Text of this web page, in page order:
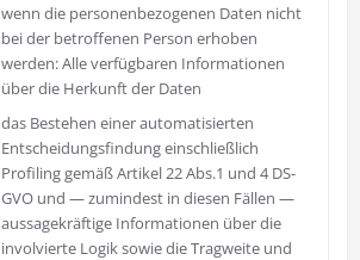
wenn die personenbezogenen Daten nicht
bei der betroffenen Person erhoben
werden: Alle verfügbaren Informationen
über die Herkunft der Daten
das Bestehen einer automatisierten
Entscheidungsfindung einschließlich
Profiling gemäß Artikel 22 Abs.1 und 4 DS-
GVO und — zumindest in diesen Fällen —
aussagekräftige Informationen über die
involvierte Logik sowie die Tragweite und